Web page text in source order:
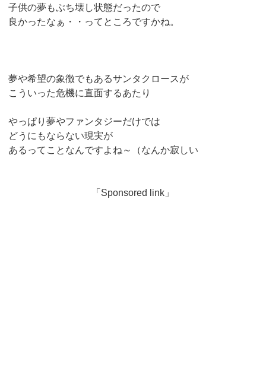
子供の夢もぶち壊し状態だったので
良かったなぁ・・ってところですかね。
夢や希望の象徴でもあるサンタクロースが
こういった危機に直面するあたり
やっぱり夢やファンタジーだけでは
どうにもならない現実が
あるってことなんですよね～（なんか寂しい
「Sponsored link」